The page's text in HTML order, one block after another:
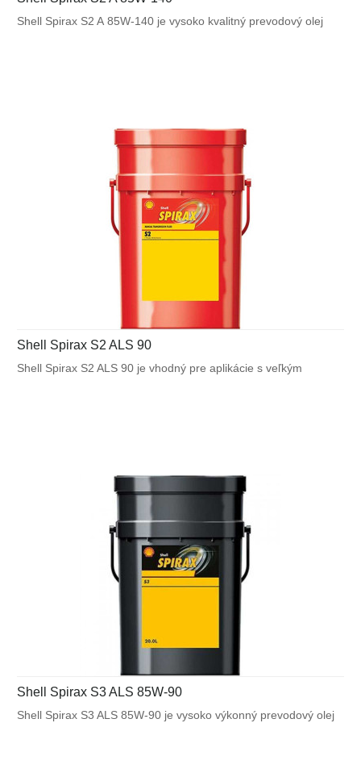
Shell Spirax S2 A 85W-140 je vysoko kvalitný prevodový olej
Shell Spirax S2 ALS 90
Shell Spirax S2 ALS 90 je vhodný pre aplikácie s veľkým
Shell Spirax S3 ALS 85W-90
Shell Spirax S3 ALS 85W-90 je vysoko výkonný prevodový olej